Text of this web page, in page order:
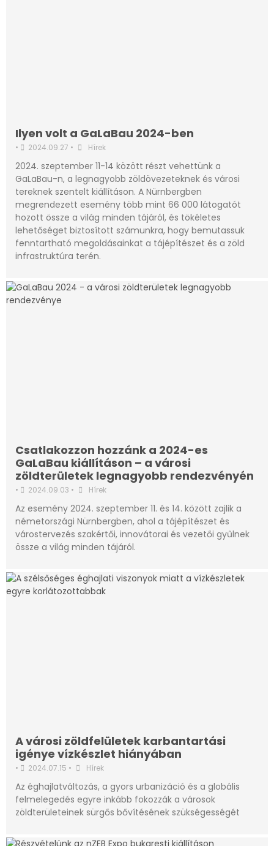
Ilyen volt a GaLaBau 2024-ben
• 2024.09.27 • Hírek
2024. szeptember 11-14 között részt vehettünk a
GaLaBau-n, a legnagyobb zöldövezeteknek és városi
tereknek szentelt kiállításon. A Nürnbergben
megrendezett esemény több mint 66 000 látogatót
hozott össze a világ minden tájáról, és tökéletes
lehetőséget biztosított számunkra, hogy bemutassuk
fenntartható megoldásainkat a tájépítészet és a zöld
infrastruktúra terén.
Csatlakozzon hozzánk a 2024-es
GaLaBau kiállításon – a városi
zöldterületek legnagyobb rendezvényén
• 2024.09.03 • Hírek
Az esemény 2024. szeptember 11. és 14. között zajlik a
németországi Nürnbergben, ahol a tájépítészet és
várostervezés szakértői, innovátorai és vezetői gyűlnek
össze a világ minden tájáról.
A városi zöldfelületek karbantartási
igénye vízkészlet hiányában
• 2024.07.15 • Hírek
Az éghajlatváltozás, a gyors urbanizáció és a globális
felmelegedés egyre inkább fokozzák a városok
zöldterületeinek sürgős bővítésének szükségességét